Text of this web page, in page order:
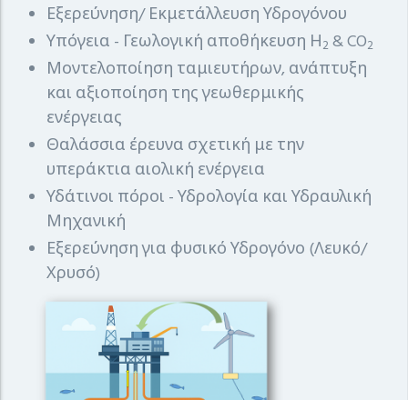
Εξερεύνηση/ Εκμετάλλευση Υδρογόνου
Υπόγεια - Γεωλογική αποθήκευση Η2& CO2
Μοντελοποίηση ταμιευτήρων, ανάπτυξη
και αξιοποίηση της γεωθερμικής
ενέργειας
Θαλάσσια έρευνα σχετική με την
υπεράκτια αιολική ενέργεια
Υδάτινοι πόροι - Υδρολογία και Υδραυλική
Μηχανική
Εξερεύνηση για φυσικό Υδρογόνο (Λευκό/
Χρυσό)